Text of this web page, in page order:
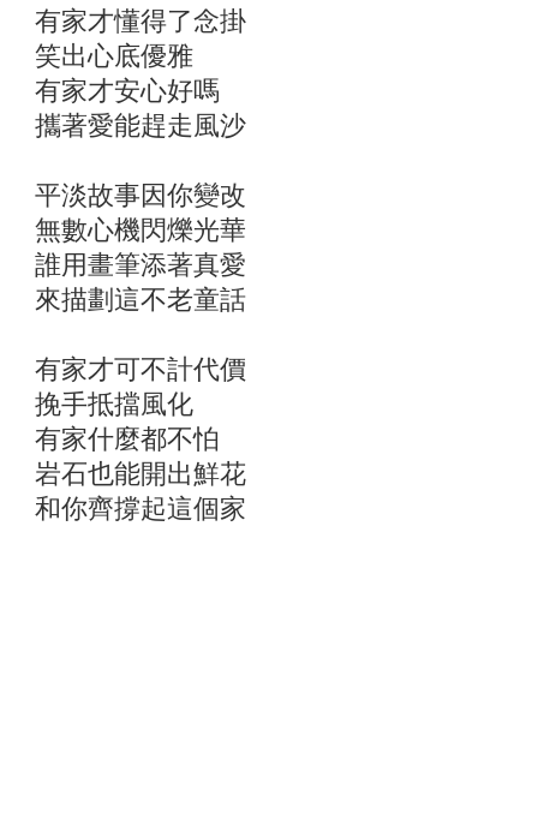
有家才懂得了念掛
笑出心底優雅
有家才安心好嗎
攜著愛能趕走風沙
平淡故事因你變改
無數心機閃爍光華
誰用畫筆添著真愛
來描劃這不老童話
有家才可不計代價
挽手抵擋風化
有家什麼都不怕
岩石也能開出鮮花
和你齊撐起這個家